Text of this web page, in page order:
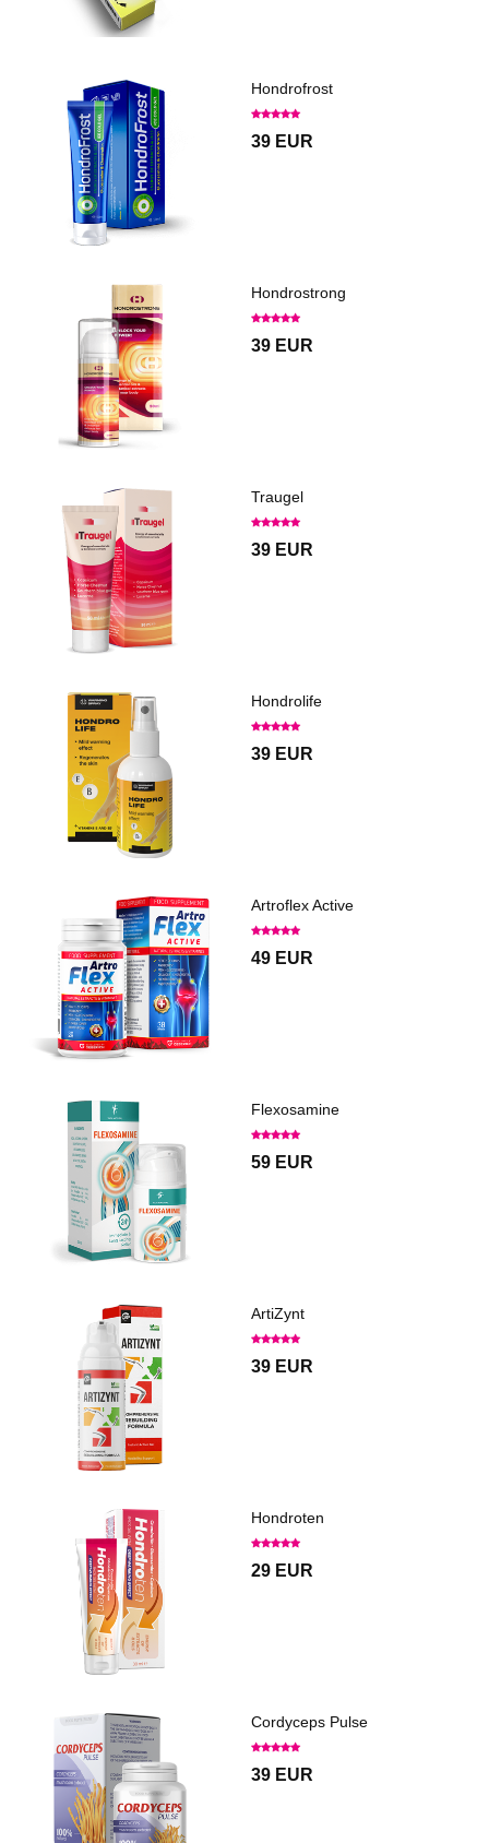
Hondrofrost
39 EUR
Hondrostrong
39 EUR
Traugel
39 EUR
Hondrolife
39 EUR
Artroflex Active
49 EUR
Flexosamine
59 EUR
ArtiZynt
39 EUR
Hondroten
29 EUR
Cordyceps Pulse
39 EUR